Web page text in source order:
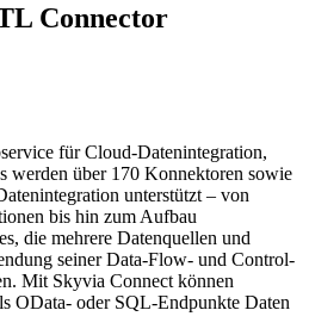
Connector
für Cloud-Datenintegration,
werden über 170 Konnektoren sowie
unterstützt – von
bis hin zum Aufbau
die mehrere Datenquellen und
seiner Data-Flow- und Control-
Mit Skyvia Connect können
OData- oder SQL-Endpunkte Daten